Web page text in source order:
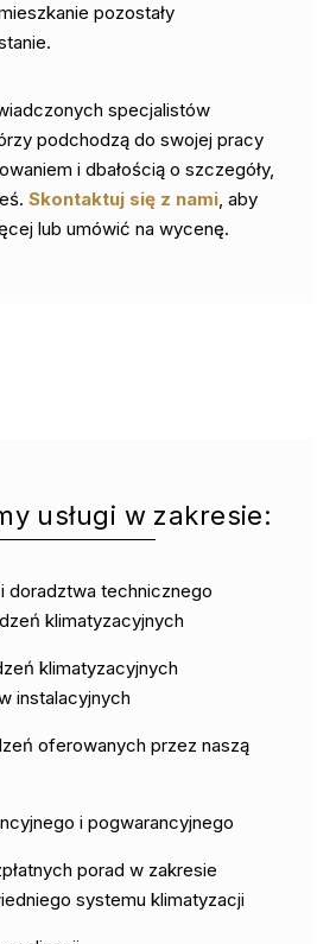
pozostały
specjalistów
podchodzą do swojej pracy
i dbałością o szczegóły,
Skontaktuj się z nami, aby
lub umówić na wycenę.
usługi w zakresie:
doradztwa technicznego
klimatyzacyjnych
klimatyzacyjnych
instalacyjnych
oferowanych przez naszą
i pogwarancyjnego
porad w zakresie
systemu klimatyzacji